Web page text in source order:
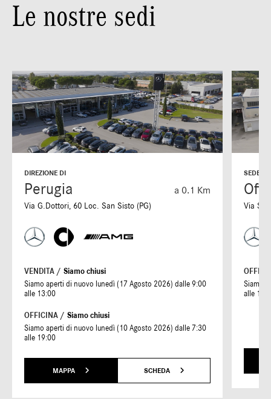
Le nostre sedi
DIREZIONE DI
Perugia a 0.1 Km
Via G.Dottori, 60 Loc. San Sisto (PG)
VENDITA / Siamo chiusi
Siamo aperti di nuovo lunedì (17 Agosto 2026) dalle 9:00
alle 13:00
OFFICINA / Siamo chiusi
Siamo aperti di nuovo lunedì (10 Agosto 2026) dalle 7:30
alle 19:00
MAPPA SCHEDA
SEDE DI
Via S.
Siamo
alle